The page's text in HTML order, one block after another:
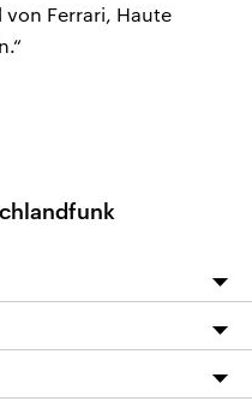
Ferrari, Haute